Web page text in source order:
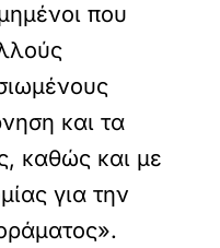
που
και τα
καθώς και με
για την